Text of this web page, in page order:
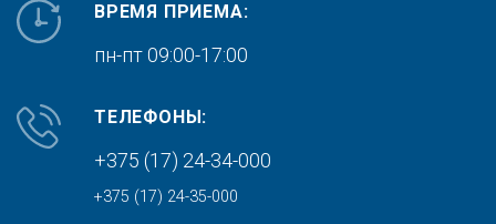
ВРЕМЯ ПРИЕМА:
пн-пт 09:00-17:00
ТЕЛЕФОНЫ:
+375 (17) 24-34-000
+375 (17) 24-35-000